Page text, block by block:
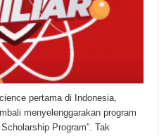
pertama di Indonesia,
menyelenggarakan program
Program”. Tak